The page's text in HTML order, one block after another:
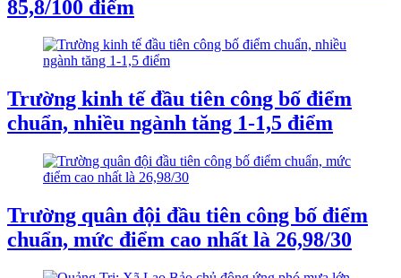
85,8/100 điểm
Trường kinh tế đầu tiên công bố điểm
chuẩn, nhiều ngành tăng 1-1,5 điểm
Trường quân đội đầu tiên công bố điểm
chuẩn, mức điểm cao nhất là 26,98/30